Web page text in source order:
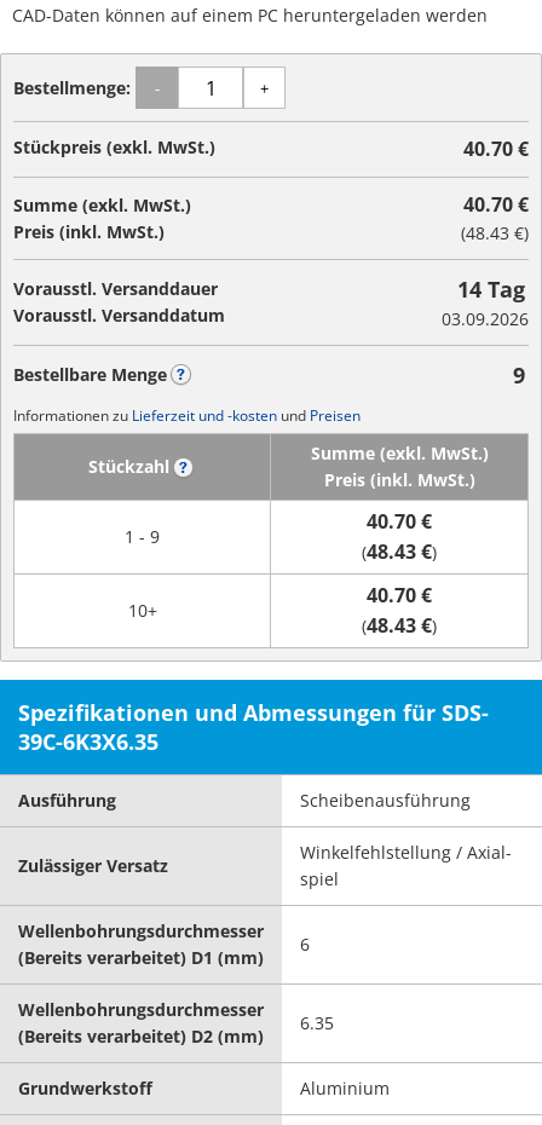
CAD-Daten können auf einem PC heruntergeladen werden
Bestellmenge: - +
Stückpreis (exkl. MwSt.) 40.70 €
Summe (exkl. MwSt.)
Preis (inkl. MwSt.)
40.70 €
(48.43 €)
Vorausstl. Versanddauer
Vorausstl. Versanddatum
14 Tag
03.09.2026
Bestellbare Menge 9
Informationen zu Lieferzeit und -kosten und Preisen
Stückzahl
Summe (exkl. MwSt.)
Preis (inkl. MwSt.)
1 - 9
40.70 €
(48.43 €)
10+
40.70 €
(48.43 €)
Spezifikationen und Abmessungen für SDS-
39C-6K3X6.35
Ausführung Scheibenausführung
Zulässiger Versatz
Winkelfehlstellung / Axial-
spiel
Wellenbohrungsdurchmesser
(Bereits verarbeitet) D1 (mm)
6
Wellenbohrungsdurchmesser
(Bereits verarbeitet) D2 (mm)
6.35
Grundwerkstoff Aluminium